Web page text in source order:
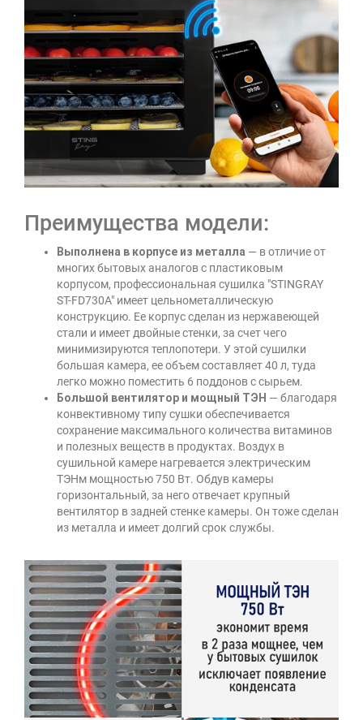
Преимущества модели:
Выполнена в корпусе из металла — в отличие от
многих бытовых аналогов с пластиковым
корпусом, профессиональная сушилка "STINGRAY
ST-FD730A" имеет цельнометаллическую
конструкцию. Ее корпус сделан из нержавеющей
стали и имеет двойные стенки, за счет чего
минимизируются теплопотери. У этой сушилки
большая камера, ее объем составляет 40 л, туда
легко можно поместить 6 поддонов с сырьем.
Большой вентилятор и мощный ТЭН — благодаря
конвективному типу сушки обеспечивается
сохранение максимального количества витаминов
и полезных веществ в продуктах. Воздух в
сушильной камере нагревается электрическим
ТЭНм мощностью 750 Вт. Обдув камеры
горизонтальный, за него отвечает крупный
вентилятор в задней стенке камеры. Он тоже сделан
из металла и имеет долгий срок службы.